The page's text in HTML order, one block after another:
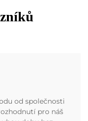
od společnosti
pro náš